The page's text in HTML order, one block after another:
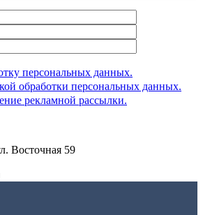
персональных данных.
обработки персональных данных.
рекламной рассылки.
Восточная 59